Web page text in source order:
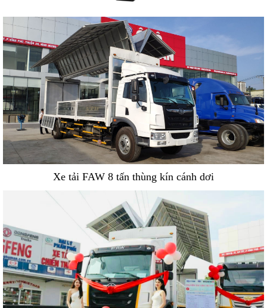
Xe tải FAW 8 tấn thùng kín cánh dơi